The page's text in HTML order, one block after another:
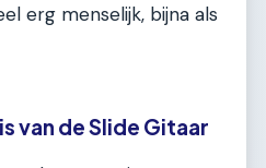
erg menselijk, bijna als
van de Slide Gitaar